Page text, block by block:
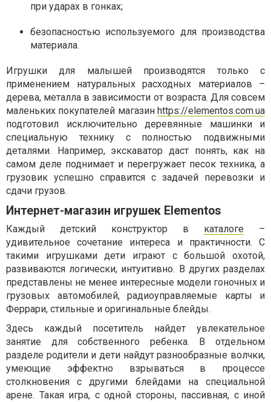
при ударах в гонках;
безопасностью используемого для производства
материала.
Игрушки для малышей производятся только с
применением натуральных расходных материалов –
дерева, металла в зависимости от возраста. Для совсем
маленьких покупателей магазин https://elementos.com.ua
подготовил исключительно деревянные машинки и
специальную технику с полностью подвижными
деталями. Например, экскаватор даст понять, как на
самом деле поднимает и перегружает песок техника, а
грузовик успешно справится с задачей перевозки и
сдачи грузов.
Интернет-магазин игрушек Elementos
Каждый детский конструктор в каталоге –
удивительное сочетание интереса и практичности. С
такими игрушками дети играют с большой охотой,
развиваются логически, интуитивно. В других разделах
представлены не менее интересные модели гоночных и
грузовых автомобилей, радиоуправляемые карты и
Феррари, стильные и оригинальные блейды.
Здесь каждый посетитель найдет увлекательное
занятие для собственного ребенка. В отдельном
разделе родители и дети найдут разнообразные волчки,
умеющие эффектно взрываться в процессе
столкновения с другими блейдами на специальной
арене. Такая игра, с одной стороны, пассивная, с иной